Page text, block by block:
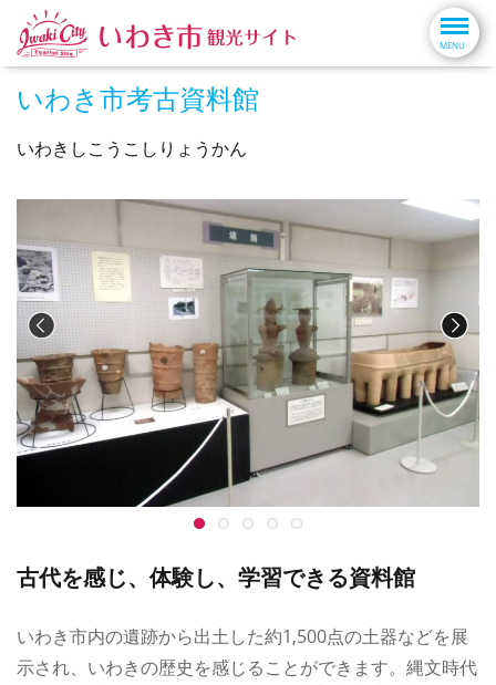
いわき市考古資料館
いわきしこうこしりょうかん
古代を感じ、体験し、学習できる資料館
いわき市内の遺跡から出土した約1,500点の土器などを展
示され、いわきの歴史を感じることができます。縄文時代